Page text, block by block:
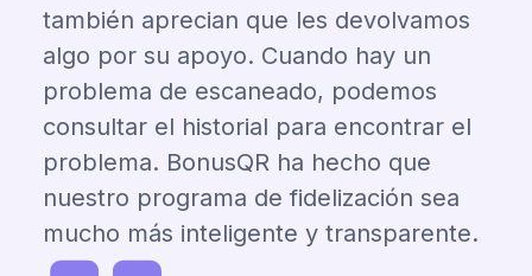
también aprecian que les devolvamos
algo por su apoyo. Cuando hay un
problema de escaneado, podemos
consultar el historial para encontrar el
problema. BonusQR ha hecho que
nuestro programa de fidelización sea
mucho más inteligente y transparente.